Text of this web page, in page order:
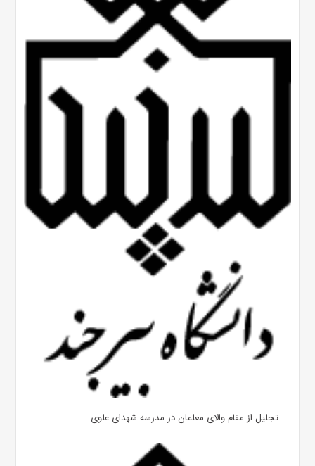
تجلیل از مقام والای معلمان در مدرسه شهدای علوی